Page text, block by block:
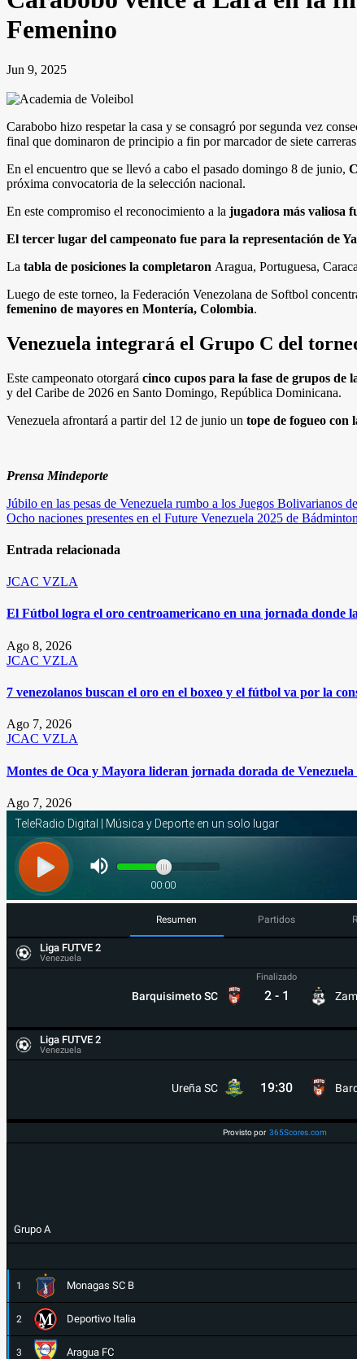
Femenino
Jun 9, 2025
Carabobo hizo respetar la casa y se consagró por segunda vez
final que dominaron de principio a fin por marcador de siete
En el encuentro que se llevó a cabo el pasado domingo 8 de junio,
próxima convocatoria de la selección nacional.
En este compromiso el reconocimiento a la jugadora más valiosa
El tercer lugar del campeonato fue para la representación de
La tabla de posiciones la completaron Aragua, Portuguesa,
Luego de este torneo, la Federación Venezolana de Softbol
femenino de mayores en Montería, Colombia.
Venezuela integrará el Grupo C del
Este campeonato otorgará cinco cupos para la fase de grupos de
y del Caribe de 2026 en Santo Domingo, República Dominicana.
Venezuela afrontará a partir del 12 de junio un tope de fogueo con
Prensa Mindeporte
Navegación
de
entradas
Júbilo en las pesas de Venezuela rumbo a los Juegos Bolivarianos
Ocho naciones presentes en el Future Venezuela 2025 de Bádminton
Entrada relacionada
JCAC VZLA
El Fútbol logra el oro centroamericano en una jornada donde
Ago 8, 2026
JCAC VZLA
7 venezolanos buscan el oro en el boxeo y el fútbol va por la
Ago 7, 2026
JCAC VZLA
Montes de Oca y Mayora lideran jornada dorada de Venezuela
Ago 7, 2026
Resumen Partidos
Liga FUTVE 2
Venezuela
Barquisimeto SC
Finalizado
2 - 1
Liga FUTVE 2
Venezuela
Ureña SC 19:30
Provisto por 365Scores.com
Grupo A
1 Monagas SC B
2 Deportivo Italia
3 Aragua FC